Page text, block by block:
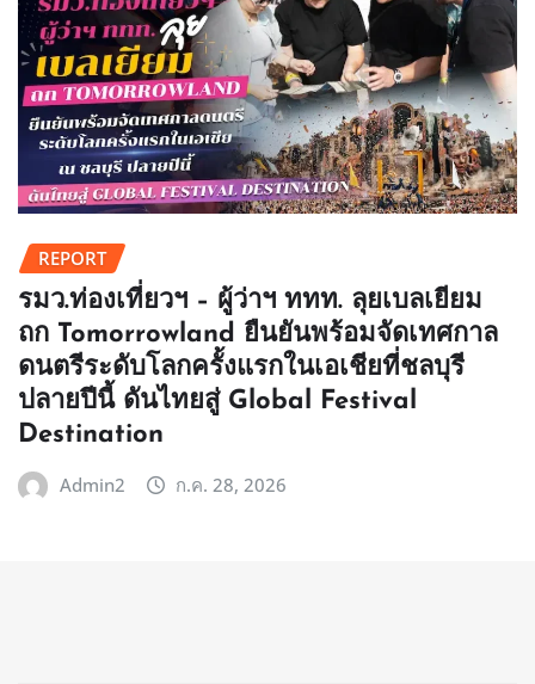
REPORT
รมว.ท่องเที่ยวฯ – ผู้ว่าฯ ททท. ลุยเบลเยียม
ถก Tomorrowland ยืนยันพร้อมจัดเทศกาล
ดนตรีระดับโลกครั้งแรกในเอเชียที่ชลบุรี
ปลายปีนี้ ดันไทยสู่ Global Festival
Destination
Admin2 ก.ค. 28, 2026